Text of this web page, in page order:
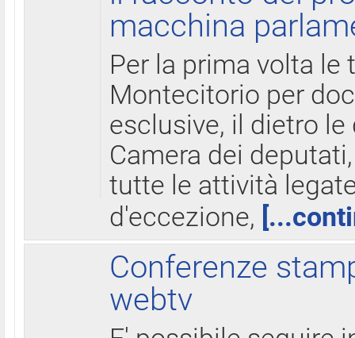
macchina
Per la prima volta le
Montecitorio per
esclusive, il dietro
Camera dei
tutte le attività
d'eccezione,
Conferenze
webtv